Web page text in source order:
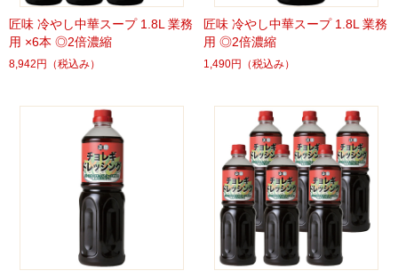
匠味 冷やし中華スープ 1.8L 業務
用 ×6本 ◎2倍濃縮
8,942円 （税込み）
匠味 冷やし中華スープ 1.8L 業務
用 ◎2倍濃縮
1,490円 （税込み）